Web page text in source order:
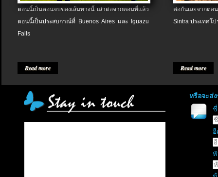
ตอนนี้เป็นตอนจบของเส้นทางนี้ เล่าต่อจากตอนที่แล้ว
ตอนนี้เป็นประสบกาณ์ที่ Buenos Aires และ Iguazu
Falls
Read more
ต่อกันเลยจากต
Sintra ประเทศโป
Read more
หรือจะส่
อี
หั